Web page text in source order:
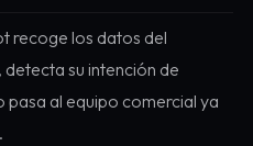
recoge los datos del
su intención de
pasa al equipo comercial ya